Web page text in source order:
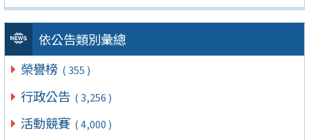
依公告類別彙總
榮譽榜 ( 355 )
行政公告 ( 3,256 )
活動競賽 ( 4,000 )